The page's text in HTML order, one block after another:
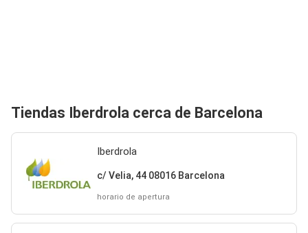
Tiendas Iberdrola cerca de Barcelona
Iberdrola
c/ Velia, 44 08016 Barcelona
horario de apertura